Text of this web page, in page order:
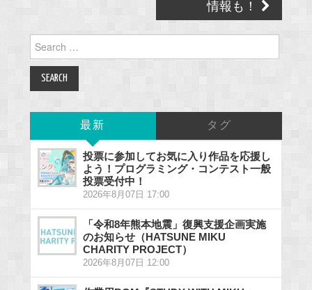
情報も！
for:
最新 タグ
投票に参加してお気に入り作品を応援し
よう！プログラミング・コンテスト一般
投票受付中！
2026年8月07日 17:00
「令和8年熊本地震」復興支援企画実施
のお知らせ（HATSUNE MIKU
CHARITY PROJECT）
2026年8月07日 12:00